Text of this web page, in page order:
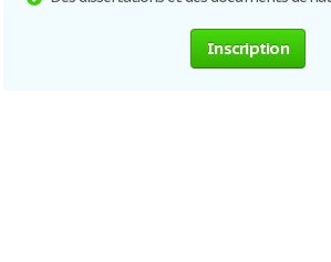
Inscription